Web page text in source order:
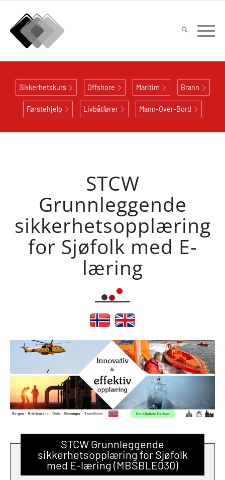
Sikkerhetskurs Offshore Maritim Brann
Førstehjelp Livbåtfører Mann-Over-Bord
STCW
Grunnleggende
sikkerhetsopplæring
for Sjøfolk med E-
læring
STCW Grunnleggende
sikkerhetsopplæring for Sjøfolk
med E-læring (MBSBLE030)